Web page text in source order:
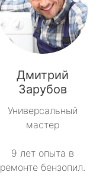
Дмитрий
Зарубов
Универсальный
мастер
9 лет опыта в
ремонте бензопил.